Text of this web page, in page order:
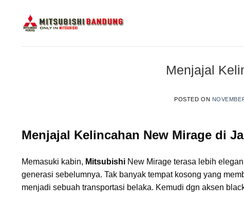
content
Menjajal
POSTED ON
Menjajal Kelincahan New Mirage di
Memasuki kabin, Mitsubishi New Mirage terasa lebih
generasi sebelumnya. Tak banyak tempat kosong yang
menjadi sebuah transportasi belaka. Kemudi dgn aksen